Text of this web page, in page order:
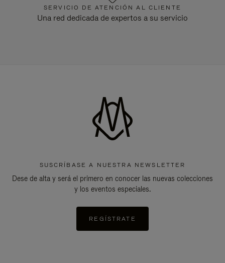
SERVICIO DE ATENCIÓN AL CLIENTE
Una red dedicada de expertos a su servicio
SUSCRÍBASE A NUESTRA NEWSLETTER
Dese de alta y será el primero en conocer las nuevas colecciones
y los eventos especiales.
REGÍSTRATE